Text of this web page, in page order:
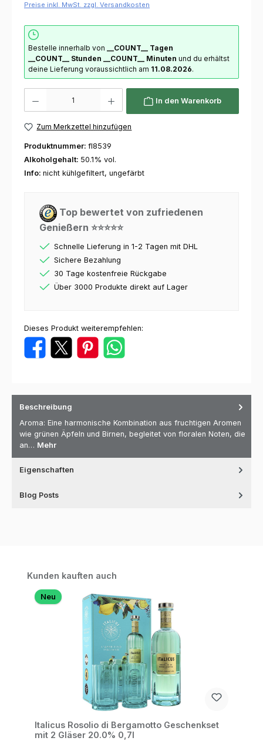
Preise inkl. MwSt. zzgl. Versandkosten
Bestelle innerhalb von
__COUNT__ Tagen
__COUNT__ Stunden
__COUNT__ Minuten und du erhältst
deine Lieferung voraussichtlich am 11.08.2026.
In den Warenkorb
Zum Merkzettel hinzufügen
Produktnummer: fl8539
Alkoholgehalt: 50.1% vol.
Info: nicht kühlgefiltert, ungefärbt
Top bewertet von zufriedenen
Genießern ⭐⭐⭐⭐⭐
Schnelle Lieferung in 1-2 Tagen mit DHL
Sichere Bezahlung
30 Tage kostenfreie Rückgabe
Über 3000 Produkte direkt auf Lager
Dieses Produkt weiterempfehlen:
Beschreibung
Aroma: Eine harmonische Kombination aus fruchtigen Aromen
wie grünen Äpfeln und Birnen, begleitet von floralen Noten, die
an… Mehr
Eigenschaften
Blog Posts
Produktgalerie überspringen
Kunden kauften auch
Neu
Italicus Rosolio di Bergamotto Geschenkset
mit 2 Gläser 20.0% 0,7l